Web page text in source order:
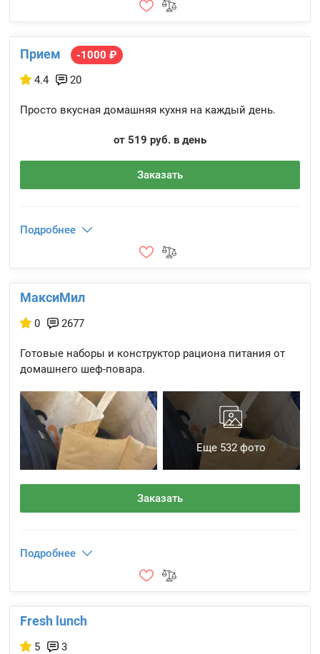
Прием
-1000 ₽
4.4
20
Просто вкусная домашняя кухня на каждый день.
от 519 руб. в день
Заказать
Подробнее
МаксиМил
0 2677
Готовые наборы и конструктор рациона питания от
домашнего шеф-повара.
Еще 532 фото
Заказать
Подробнее
Fresh lunch
5 3